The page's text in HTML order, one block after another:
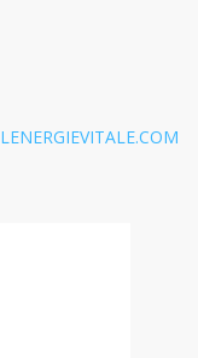
LENERGIEVITALE.COM